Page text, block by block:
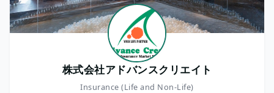
株式会社アドバンスクリエイト
Insurance (Life and Non-Life)